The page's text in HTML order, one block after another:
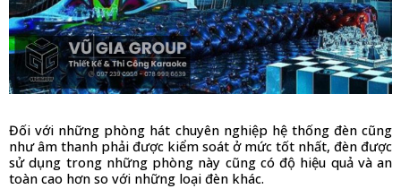
Đối với những phòng hát chuyên nghiệp hệ thống đèn cũng
như âm thanh phải được kiểm soát ở mức tốt nhất, đèn được
sử dụng trong những phòng này cũng có độ hiệu quả và an
toàn cao hơn so với những loại đèn khác.